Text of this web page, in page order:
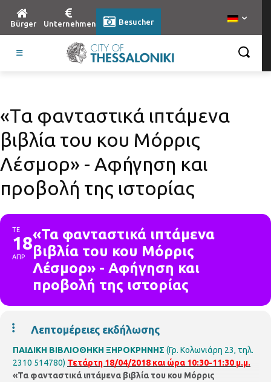
Bürger Unternehmen Besucher
«Τα φανταστικά ιπτάμενα
βιβλία του κου Μόρρις
Λέσμορ» - Aφήγηση και
προβολή της ιστορίας
ΤΕ
18
ΑΠΡ
«Τα φανταστικά ιπτάμενα
βιβλία του κου Μόρρις
Λέσμορ» - Aφήγηση και
προβολή της ιστορίας
Λεπτομέρειες εκδήλωσης
ΠΑΙΔΙΚΗ ΒΙΒΛΙΟΘΗΚΗ ΞΗΡΟΚΡΗΝΗΣ (Γρ. Κολωνιάρη 23, τηλ.
2310 514780) Τετάρτη 18/04/2018 και ώρα 10:30-11:30 μ.μ.
«Τα φανταστικά ιπτάμενα βιβλία του κου Μόρρις